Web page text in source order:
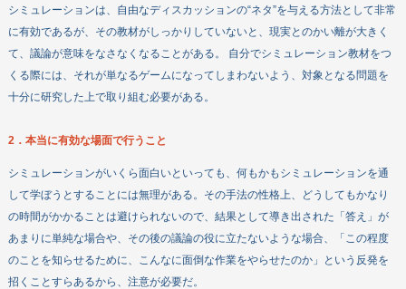
シミュレーションは、自由なディスカッションの“ネタ”を与える方法として非常
に有効であるが、その教材がしっかりしていないと、現実とのかい離が大きく
て、議論が意味をなさなくなることがある。 自分でシミュレーション教材をつ
くる際には、それが単なるゲームになってしまわないよう、対象となる問題を
十分に研究した上で取り組む必要がある。
2．本当に有効な場面で行うこと
シミュレーションがいくら面白いといっても、何もかもシミュレーションを通
して学ぼうとすることには無理がある。その手法の性格上、どうしてもかなり
の時間がかかることは避けられないので、結果として導き出された「答え」が
あまりに単純な場合や、その後の議論の役に立たないような場合、「この程度
のことを知らせるために、こんなに面倒な作業をやらせたのか」という反発を
招くことすらあるから、注意が必要だ。